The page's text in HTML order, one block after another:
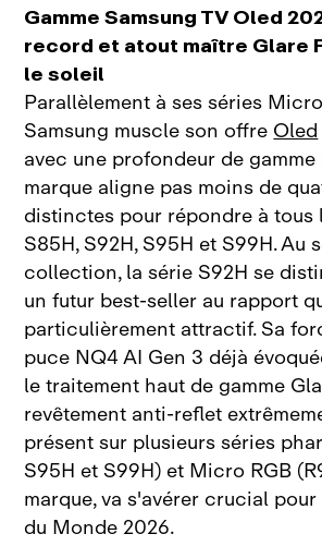
Gamme Samsung TV Oled
record et atout maître Glare
le soleil
Parallèlement à ses séries
Samsung muscle son offreOled
avec une profondeur de
marque aligne pas moins de
distinctes pour répondre à tous
S85H, S92H, S95H et S99H. Au
collection, la série S92H se
un futur best‑seller au rapport
particulièrement attractif. Sa
puce NQ4 AI Gen 3 déjà
le traitement haut de gamme
revêtement anti‑reflet
présent sur plusieurs séries
S95H et S99H) et Micro RGB
marque, va s'avérer crucial
du Monde 2026.